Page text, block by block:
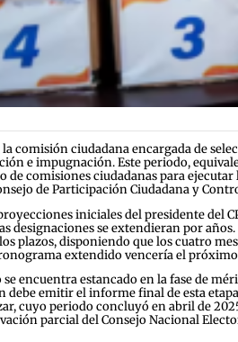
la comisión ciudadana encargada de
e impugnación. Este periodo,
de comisiones ciudadanas para
de Participación Ciudadana y
iniciales del presidente del
designaciones se extendieran por
plazos, disponiendo que los cuatro
extendido vencería el
encuentra estancado en la fase de
debe emitir el informe final de esta
cuyo periodo concluyó en abril de
parcial del Consejo Nacional